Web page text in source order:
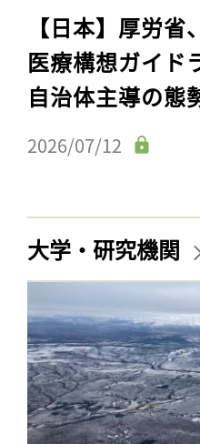
【日本】厚労
医療構想ガイド
自治体主導の態
2026/07/12
大学・研究機関